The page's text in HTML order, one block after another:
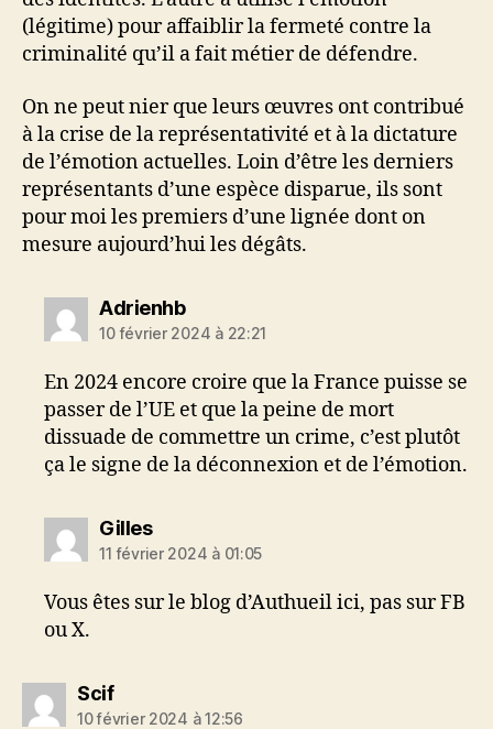
(légitime) pour affaiblir la fermeté contre la
criminalité qu’il a fait métier de défendre.
On ne peut nier que leurs œuvres ont contribué
à la crise de la représentativité et à la dictature
de l’émotion actuelles. Loin d’être les derniers
représentants d’une espèce disparue, ils sont
pour moi les premiers d’une lignée dont on
mesure aujourd’hui les dégâts.
Adrienhbdit :
10 février 2024 à 22:21
En 2024 encore croire que la France puisse se
passer de l’UE et que la peine de mort
dissuade de commettre un crime, c’est plutôt
ça le signe de la déconnexion et de l’émotion.
Gillesdit :
11 février 2024 à 01:05
Vous êtes sur le blog d’Authueil ici, pas sur FB
ou X.
Scifdit :
10 février 2024 à 12:56